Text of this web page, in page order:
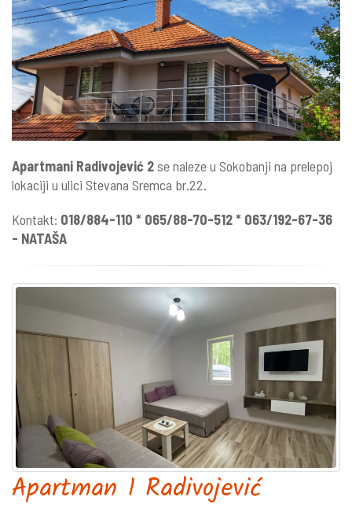
Apartmani Radivojević 2se naleze u Sokobanji na prelepoj
lokaciji u ulici Stevana Sremca br.22.
Kontakt: 018/884-110 * 065/88-70-512 * 063/192-67-36
- NATAŠA
Apartman 1 Radivojević